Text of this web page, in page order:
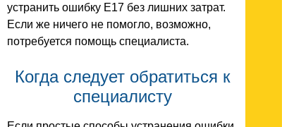
устранить ошибку E17 без лишних затрат.
Если же ничего не помогло, возможно,
потребуется помощь специалиста.
Когда следует обратиться к
специалисту